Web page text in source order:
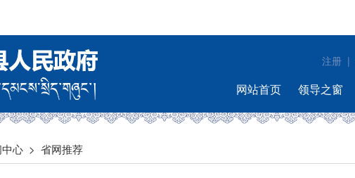
注册 |
网站首页 领导之窗
中心 > 省网推荐